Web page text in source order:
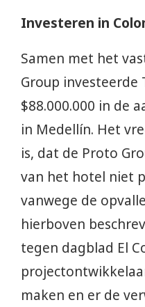
Investeren in
Samen met het
Group
$88.000.000 in de
in Medellín. Het
is, dat de Proto
van het hotel niet
vanwege de
hierboven
tegen dagblad El
maken en er de